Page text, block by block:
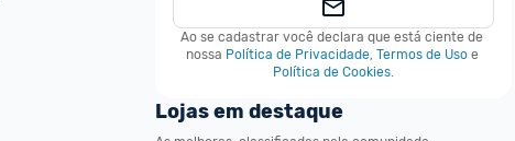
Ao se cadastrar você declara que está ciente de
nossa Política de Privacidade, Termos de Uso e
Política de Cookies.
Lojas em destaque